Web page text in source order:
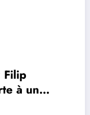
Filip
à un